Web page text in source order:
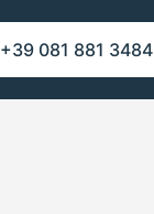
+39 081 881 3484